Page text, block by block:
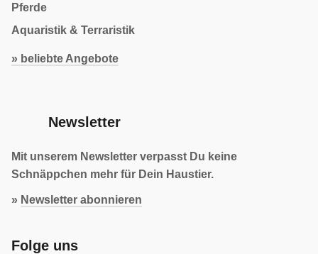
Pferde
Aquaristik & Terraristik
» beliebte Angebote
Newsletter
Mit unserem Newsletter verpasst Du keine
Schnäppchen mehr für Dein Haustier.
» Newsletter abonnieren
Folge uns